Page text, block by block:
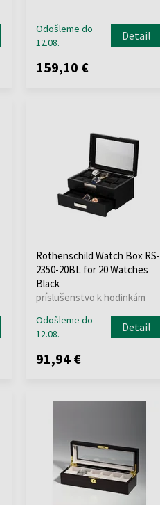
Odošleme do
12.08.
Detail
159,10 €
Rothenschild Watch Box RS-
2350-20BL for 20 Watches
Black
príslušenstvo k hodinkám
Odošleme do
12.08.
Detail
91,94 €